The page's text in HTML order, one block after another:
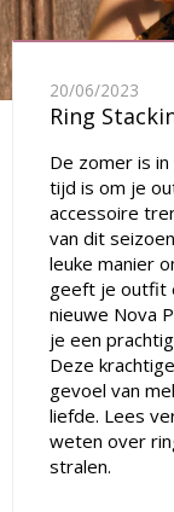
20/06/2023
Ring
De zomer is
tijd is om je
accessoire
van dit
leuke manier
geeft je outfit
nieuwe Nova
je een
Deze
gevoel van
liefde. Lees
weten over
stralen.